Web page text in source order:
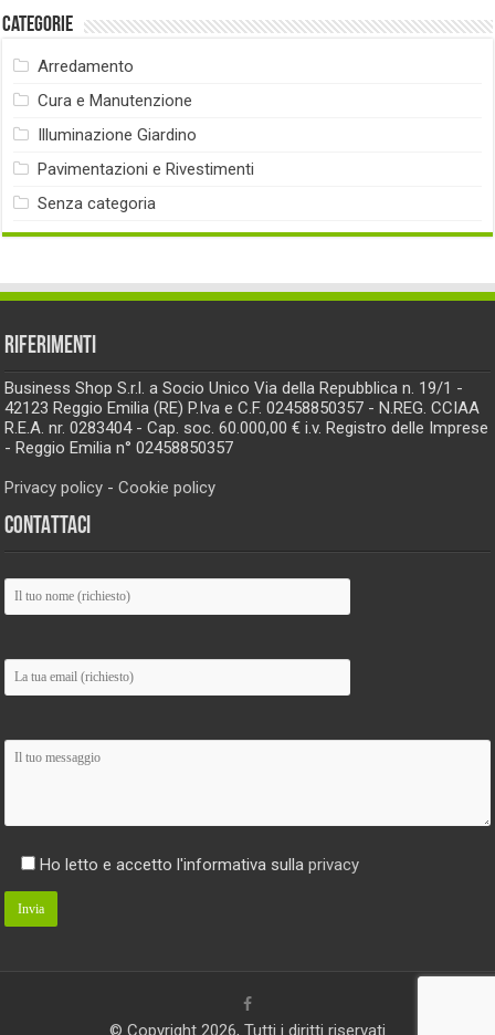
Categorie
Arredamento
Cura e Manutenzione
Illuminazione Giardino
Pavimentazioni e Rivestimenti
Senza categoria
RIFERIMENTI
Business Shop S.r.l. a Socio Unico Via della Repubblica n. 19/1 -
42123 Reggio Emilia (RE) P.Iva e C.F. 02458850357 - N.REG. CCIAA
R.E.A. nr. 0283404 - Cap. soc. 60.000,00 € i.v. Registro delle Imprese
- Reggio Emilia n° 02458850357
Privacy policy -Cookie policy
CONTATTACI
Ho letto e accetto l'informativa sullaprivacy
© Copyright 2026, Tutti i diritti riservati